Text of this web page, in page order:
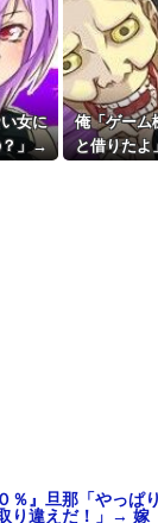
母が兄一家にお米を
さんいる？」甥「
メなんだよ！」ガチ
盆正月に夫の実家に
家を早々に退散す
。女は許されない
【切実】夫に無理と
主な税金の成り立ち
きて」
妹旦那「
女に
？」→
俺「ゲーム
と借りたよ
％』旦那「やっぱ
り違えだ！」→ 嫁